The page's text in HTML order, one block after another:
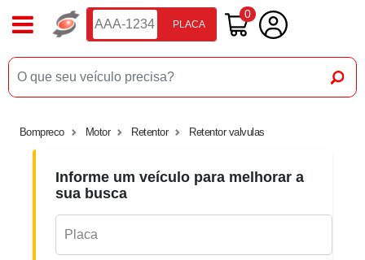
PLACA
0
Bompreco Motor Retentor Retentor valvulas
Informe um veículo para melhorar a
sua busca